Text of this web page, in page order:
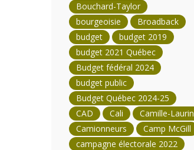
Bouchard-Taylor
bourgeoisie
Broadback
budget
budget 2019
budget 2021 Québec
Budget fédéral 2024
budget public
Budget Québec 2024-25
CAD
Cali
Camille-Laurin
Camionneurs
Camp McGill
campagne électorale 2022